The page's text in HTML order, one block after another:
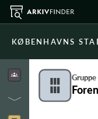
KØBENHAVNS
Gruppe